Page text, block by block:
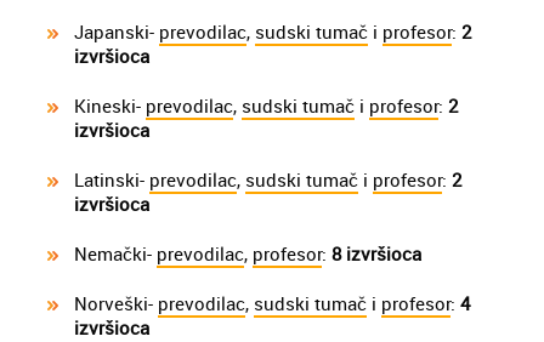
Japanski- prevodilac, sudski tumač i profesor: 2
izvršioca
Kineski- prevodilac, sudski tumač i profesor: 2
izvršioca
Latinski- prevodilac, sudski tumač i profesor: 2
izvršioca
Nemački- prevodilac, profesor: 8 izvršioca
Norveški- prevodilac, sudski tumač i profesor: 4
izvršioca